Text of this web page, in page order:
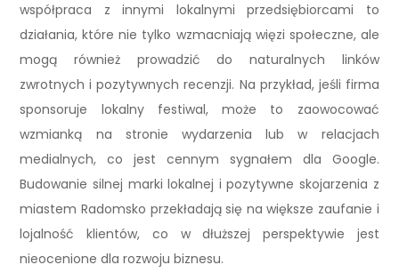
współpraca z innymi lokalnymi przedsiębiorcami to
działania, które nie tylko wzmacniają więzi społeczne, ale
mogą również prowadzić do naturalnych linków
zwrotnych i pozytywnych recenzji. Na przykład, jeśli firma
sponsoruje lokalny festiwal, może to zaowocować
wzmianką na stronie wydarzenia lub w relacjach
medialnych, co jest cennym sygnałem dla Google.
Budowanie silnej marki lokalnej i pozytywne skojarzenia z
miastem Radomsko przekładają się na większe zaufanie i
lojalność klientów, co w dłuższej perspektywie jest
nieocenione dla rozwoju biznesu.